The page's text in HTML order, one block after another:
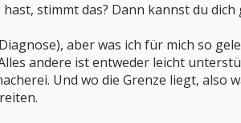
stimmt das? Dann kannst du
aber was ich für mich so
andere ist entweder leicht
Und wo die Grenze liegt,